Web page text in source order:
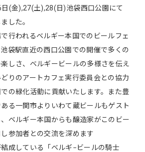
(金),27(土),28(日)池袋西口公園にて
した。
行われるベルギー本国でのビールフェ
袋駅直近の西口公園での開催で多くの
しさ、ベルギービールの多様さを伝え
りのアートカフェ実行委員会との協力
の緑化活動に貢献いたします。また豊
る一関市よりいわて蔵ビールもゲスト
ベルギー本国からも醸造家がこのビー
参加者との交流を深めます
成している「ベルギ−ビールの騎士